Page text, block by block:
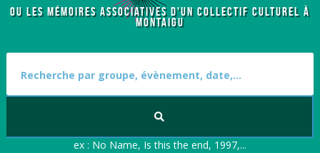
OU LES MÉMOIRES ASSOCIATIVES D'UN COLLECTIF CULTUREL À
MONTAIGU
ex : No Name, Is this the end, 1997,...